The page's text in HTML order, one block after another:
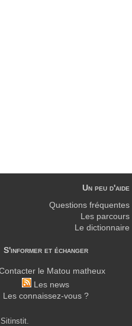
S'informer et échanger
le Matou matheux
Les news
Les connaissez-vous ?
Un peu d'aide
Questions fréquentes
Les parcours
Le dictionnaire